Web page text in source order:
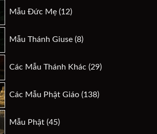
Mẫu Đức Mẹ 12
sản
Mẫu Thánh Giuse 8
sản
Các Mẫu Thánh Khác
29
sản
Các Mẫu Phật Giáo 138
sản
Mẫu Phật 45
sản